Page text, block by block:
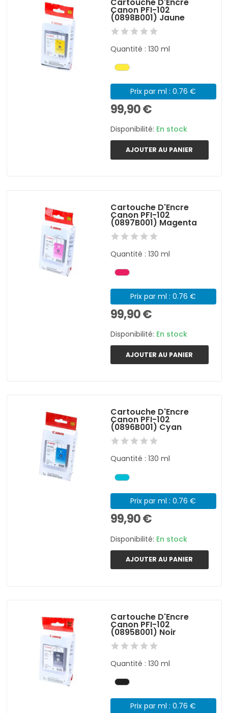
Canon PFI-102
(0898B001) Jaune
Quantité : 130 ml
Prix par ml : 0.76 €
99,90 €
Disponibilité: En stock
AJOUTER AU PANIER
Cartouche D'Encre
Canon PFI-102
(0897B001) Magenta
Quantité : 130 ml
Prix par ml : 0.76 €
99,90 €
Disponibilité: En stock
AJOUTER AU PANIER
Cartouche D'Encre
Canon PFI-102
(0896B001) Cyan
Quantité : 130 ml
Prix par ml : 0.76 €
99,90 €
Disponibilité: En stock
AJOUTER AU PANIER
Cartouche D'Encre
Canon PFI-102
(0895B001) Noir
Quantité : 130 ml
Prix par ml : 0.76 €